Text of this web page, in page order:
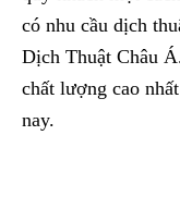
có nhu cầu dịch
Dịch Thuật Châu
chất lượng cao
nay.